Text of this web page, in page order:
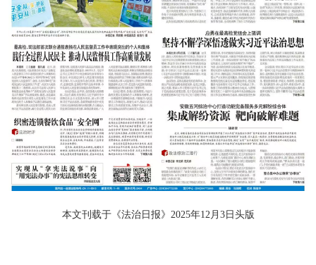
本文刊载于《法治日报》2025年12月3日头版